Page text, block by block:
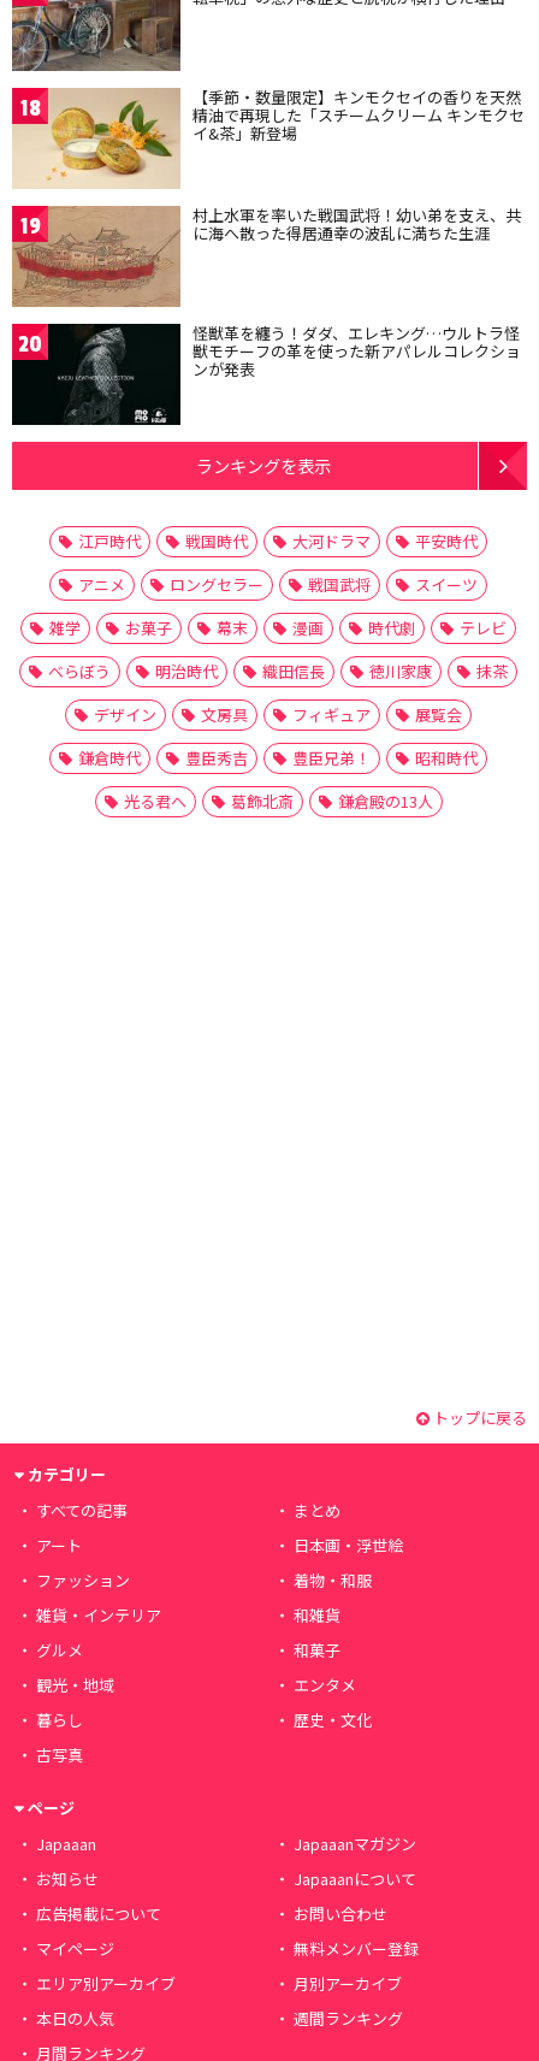
18 【季節・数量限定】キンモクセイの香りを天然
精油で再現した「スチームクリーム キンモクセ
イ&茶」新登場
19 村上水軍を率いた戦国武将！幼い弟を支え、共
に海へ散った得居通幸の波乱に満ちた生涯
20 怪獣革を纏う！ダダ、エレキング…ウルトラ怪
獣モチーフの革を使った新アパレルコレクショ
ンが発表
ランキングを表示
江戸時代 戦国時代 大河ドラマ
平安時代
アニメ
ロングセラー 戦国武将
スイーツ
雑学
お菓子 幕末 漫画 時代劇
テレビ
べらぼう
明治時代 織田信長 徳川家康
抹茶
デザイン
文房具 フィギュア
展覧会
鎌倉時代
豊臣秀吉 豊臣兄弟！
昭和時代
光る君へ
葛飾北斎 鎌倉殿の13人
トップに戻る
カテゴリー
すべての記事
まとめ
アート
日本画・浮世絵
ファッション
着物・和服
雑貨・インテリア
和雑貨
グルメ
和菓子
観光・地域
エンタメ
暮らし
歴史・文化
古写真
ページ
Japaaan
Japaaanマガジン
お知らせ
Japaaanについて
広告掲載について
お問い合わせ
マイページ
無料メンバー登録
エリア別アーカイブ
月別アーカイブ
本日の人気
週間ランキング
月間ランキング